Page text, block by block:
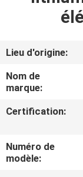
SUJET
DE
NOUS
D'USINE
Lieu d'origine:
Nom de
marque:
Certification:
Numéro de
modèle: